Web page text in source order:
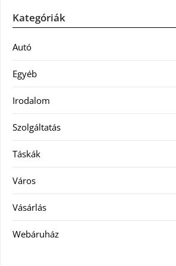
Kategóriák
Autó
Egyéb
Irodalom
Szolgáltatás
Táskák
Város
Vásárlás
Webáruház